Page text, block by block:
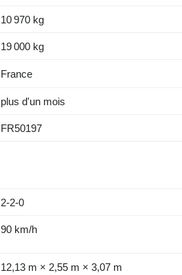
10 970 kg
19 000 kg
France
plus d'un mois
FR50197
2-2-0
90 km/h
12,13 m × 2,55 m × 3,07 m